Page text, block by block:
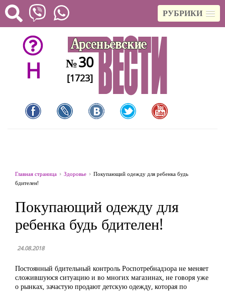
РУБРИКИ
H №30
[1723]
Главная страница Здоровье
Покупающий одежду для ребенка будь
бдителен!
Покупающий одежду для
ребенка будь бдителен!
24.08.2018
Постоянный бдительный контроль Роспотребнадзора не меняет
сложившуюся ситуацию и во многих магазинах, не говоря уже
о рынках, зачастую продают детскую одежду, которая по